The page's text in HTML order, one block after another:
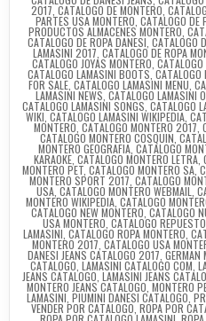
2017 CATALOGO DE MONTERO
PARTES USA MONTERO CATALOGO DE
PRODUCTOS ALMACENES MONTERO
CATALOGO DE ROPA DANESI CATALOGO
LAMASINI 2017 CATALOGO DE ROPA
CATALOGO JOYAS MONTERO
CATALOGO LAMASINI BOOTS ,
FOR SALE CATALOGO LAMASINI MENU
LAMASINI NEWS CATALOGO LAMASINI
CATALOGO LAMASINI SONGS CATALOGO
WIKI CATALOGO LAMASINI WIKIPEDIA,
MONTERO CATALOGO MONTERO 2017
CATALOGO MONTERO COSQUIN
MONTERO GEOGRAFIA CATALOGO
KARAOKE, CATALOGO MONTERO LETRA,
MONTERO PET CATALOGO MONTERO SA ,
MONTERO SPORT 2017 CATALOGO
USA CATALOGO MONTERO WEBMAIL
MONTERO WIKIPEDIA CATALOGO
CATALOGO NEW MONTERO CATALOGO
USA MONTERO CATALOGO
LAMASINI CATALOGO ROPA MONTERO
MONTERO 2017 CATALOGO USA
DANESI JEANS CATALOGO 2017 GERMAN
CATALOGO LAMASINI CATALOGO COM
JEANS CATALOGO LAMASINI JEANS
MONTERO JEANS CATALOGO MONTERO
LAMASINI PIUMINI DANESI CATALOGO
VENDER POR CATALOGO ROPA POR